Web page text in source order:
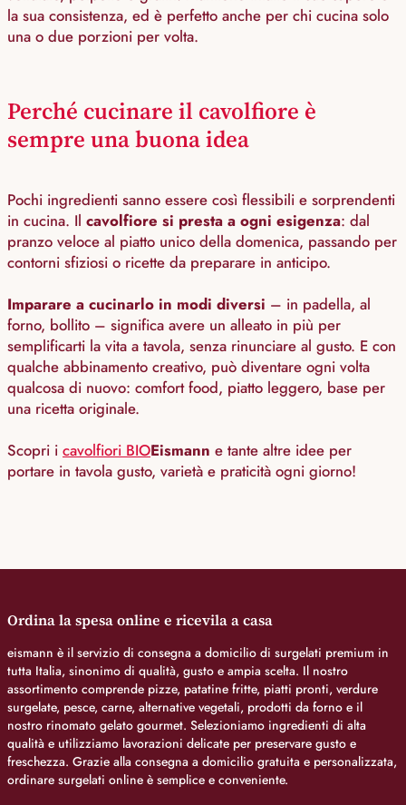
la sua consistenza, ed è perfetto anche per chi cucina solo
una o due porzioni per volta.
Perché cucinare il cavolfiore è
sempre una buona idea
Pochi ingredienti sanno essere così flessibili e sorprendenti
in cucina. Il cavolfiore si presta a ogni esigenza: dal
pranzo veloce al piatto unico della domenica, passando per
contorni sfiziosi o ricette da preparare in anticipo.
Imparare a cucinarlo in modi diversi – in padella, al
forno, bollito – significa avere un alleato in più per
semplificarti la vita a tavola, senza rinunciare al gusto. E con
qualche abbinamento creativo, può diventare ogni volta
qualcosa di nuovo: comfort food, piatto leggero, base per
una ricetta originale.
Scopri i cavolfiori BIOEismann e tante altre idee per
portare in tavola gusto, varietà e praticità ogni giorno!
Ordina la spesa online e ricevila a casa
eismann è il servizio di consegna a domicilio di surgelati premium in
tutta Italia, sinonimo di qualità, gusto e ampia scelta. Il nostro
assortimento comprende pizze, patatine fritte, piatti pronti, verdure
surgelate, pesce, carne, alternative vegetali, prodotti da forno e il
nostro rinomato gelato gourmet. Selezioniamo ingredienti di alta
qualità e utilizziamo lavorazioni delicate per preservare gusto e
freschezza. Grazie alla consegna a domicilio gratuita e personalizzata,
ordinare surgelati online è semplice e conveniente.